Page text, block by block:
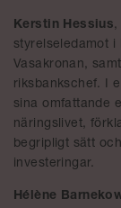
Kerstin Hessius,
styrelseledamot i
Vasakronan,
riksbankschef. I
sina omfattande
näringslivet,
begripligt sätt
investeringar.
Hélène